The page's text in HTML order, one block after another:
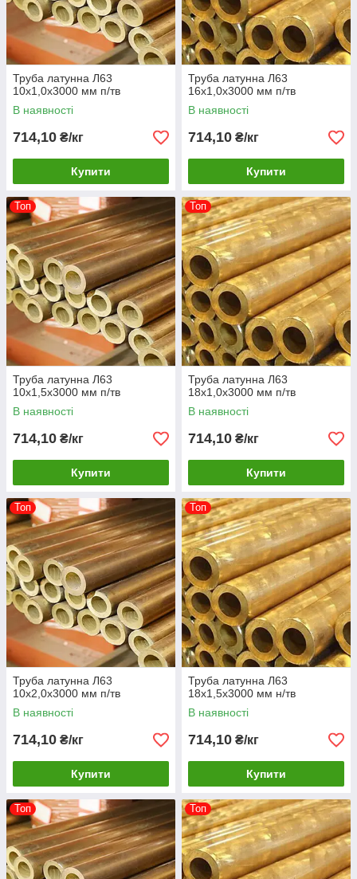
Труба латунна Л63
10х1,0х3000 мм п/тв
В наявності
714,10 ₴/кг
Купити
Труба латунна Л63
16х1,0х3000 мм п/тв
В наявності
714,10 ₴/кг
Купити
Топ
Труба латунна Л63
10х1,5х3000 мм п/тв
В наявності
714,10 ₴/кг
Купити
Топ
Труба латунна Л63
18х1,0х3000 мм п/тв
В наявності
714,10 ₴/кг
Купити
Топ
Труба латунна Л63
10х2,0х3000 мм п/тв
В наявності
714,10 ₴/кг
Купити
Топ
Труба латунна Л63
18х1,5х3000 мм н/тв
В наявності
714,10 ₴/кг
Купити
Топ Топ